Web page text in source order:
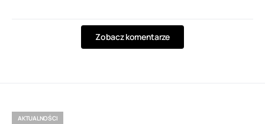
Zobacz komentarze
AKTUALNOŚCI